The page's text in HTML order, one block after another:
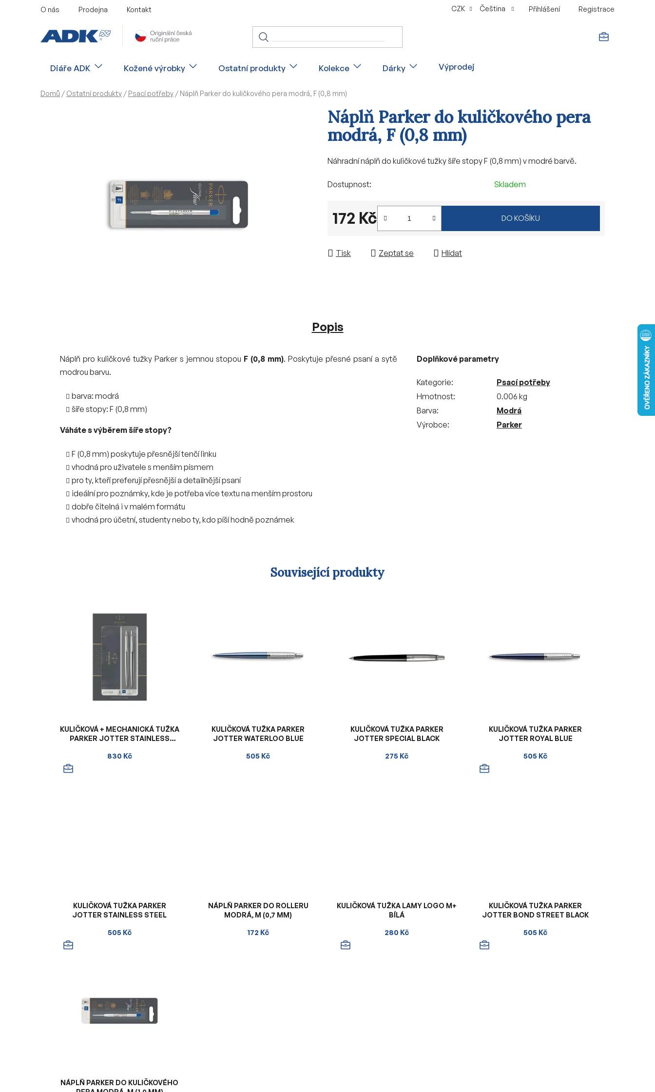
O nás Prodejna Kontakt CZK Čeština Přihlášení Registrace
Diáře ADK Kožené výrobky Ostatní produkty Kolekce Dárky Výprodej
Domů / Ostatní produkty / Psací potřeby / Náplň Parker do kuličkového pera modrá, F (0,8 mm)
Náplň Parker do kuličkového pera
modrá, F (0,8 mm)
Náhradní náplň do kuličkové tužky šíře stopy F (0,8 mm) v modré barvě.
Dostupnost Skladem
172 Kč DO KOŠÍKU
Tisk Zeptat se Hlídat
Popis
Náplň pro kuličkové tužky Parker s jemnou stopou F (0,8 mm). Poskytuje přesné psaní a sytě
modrou barvu.
barva: modrá
šíře stopy: F (0,8 mm)
Váháte s výběrem šíře stopy?
F (0,8 mm) poskytuje přesnější tenčí linku
vhodná pro uživatele s menším písmem
pro ty, kteří preferují přesnější a detailnější psaní
ideální pro poznámky, kde je potřeba více textu na menším prostoru
dobře čitelná i v malém formátu
vhodná pro účetní, studenty nebo ty, kdo píší hodně poznámek
Doplňkové parametry
Kategorie
Psací potřeby
Hmotnost
0.006 kg
Barva
Modrá
Výrobce
Parker
Související produkty
KULIČKOVÁ + MECHANICKÁ TUŽKA
PARKER JOTTER STAINLESS
830 Kč
KULIČKOVÁ TUŽKA PARKER
JOTTER WATERLOO BLUE
505 Kč
KULIČKOVÁ TUŽKA PARKER
JOTTER SPECIAL BLACK
275 Kč
KULIČKOVÁ TUŽKA PARKER
JOTTER ROYAL BLUE
505 Kč
KULIČKOVÁ TUŽKA PARKER
JOTTER STAINLESS STEEL
505 Kč
NÁPLŇ PARKER DO ROLLERU
MODRÁ, M (0,7 MM)
172 Kč
KULIČKOVÁ TUŽKA LAMY LOGO M+
BÍLÁ
280 Kč
KULIČKOVÁ TUŽKA PARKER
JOTTER BOND STREET BLACK
505 Kč
NÁPLŇ PARKER DO KULIČKOVÉHO